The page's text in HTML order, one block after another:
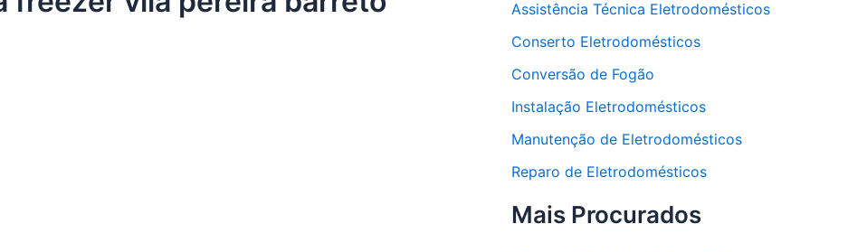
Assistência Técnica Eletrodomésticos
Conserto Eletrodomésticos
Conversão de Fogão
Instalação Eletrodomésticos
Manutenção de Eletrodomésticos
Reparo de Eletrodomésticos
Mais Procurados